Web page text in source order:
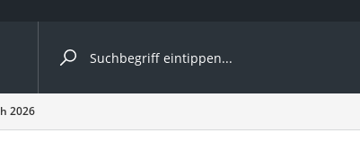
nach Kategorie
(4 Fahrräder)
2026